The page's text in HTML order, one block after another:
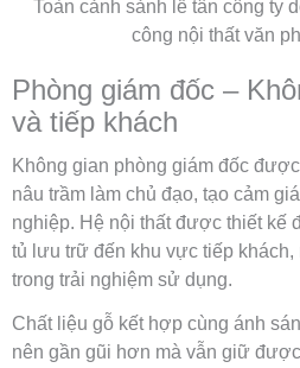
Toàn cảnh sảnh lễ tân công ty
công nội thất văn
Phòng giám đốc –
và tiếp khách
Không gian phòng giám đốc
nâu trầm làm chủ đạo, tạo cảm
nghiệp. Hệ nội thất được thiết kế
tủ lưu trữ đến khu vực tiếp
trong trải nghiệm sử dụng.
Chất liệu gỗ kết hợp cùng ánh
nên gần gũi hơn mà vẫn giữ